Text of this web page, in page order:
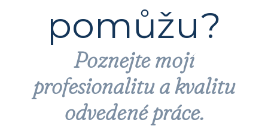
pomůžu?
Poznejte mojí
profesionalitu a kvalitu
odvedené práce.